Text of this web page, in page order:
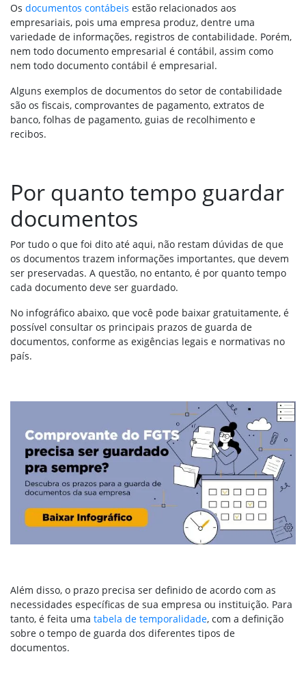
Os documentos contábeis estão relacionados aos
empresariais, pois uma empresa produz, dentre uma
variedade de informações, registros de contabilidade. Porém,
nem todo documento empresarial é contábil, assim como
nem todo documento contábil é empresarial.
Alguns exemplos de documentos do setor de contabilidade
são os fiscais, comprovantes de pagamento, extratos de
banco, folhas de pagamento, guias de recolhimento e
recibos.
Por quanto tempo guardar
documentos
Por tudo o que foi dito até aqui, não restam dúvidas de que
os documentos trazem informações importantes, que devem
ser preservadas. A questão, no entanto, é por quanto tempo
cada documento deve ser guardado.
No infográfico abaixo, que você pode baixar gratuitamente, é
possível consultar os principais prazos de guarda de
documentos, conforme as exigências legais e normativas no
país.
Além disso, o prazo precisa ser definido de acordo com as
necessidades específicas de sua empresa ou instituição. Para
tanto, é feita uma tabela de temporalidade, com a definição
sobre o tempo de guarda dos diferentes tipos de
documentos.